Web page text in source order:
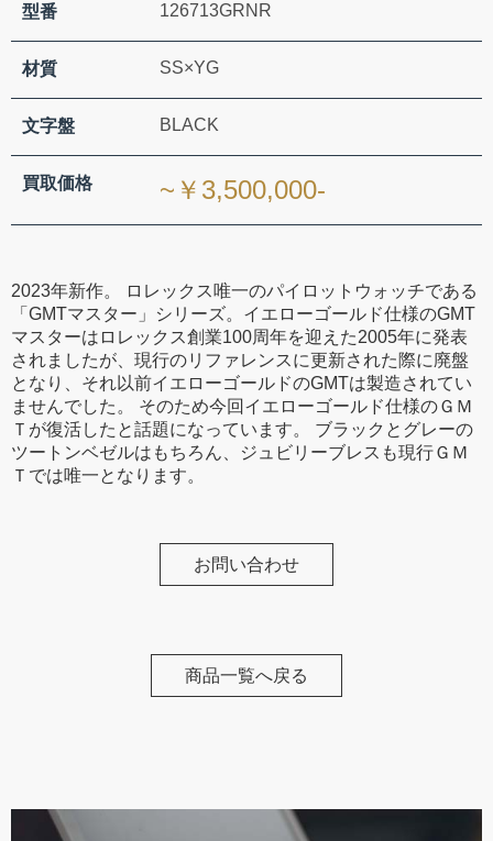
型番 126713GRNR
材質 SS×YG
文字盤 BLACK
買取価格 ~￥3,500,000-
2023年新作。 ロレックス唯一のパイロットウォッチである
「GMTマスター」シリーズ。イエローゴールド仕様のGMT
マスターはロレックス創業100周年を迎えた2005年に発表
されましたが、現行のリファレンスに更新された際に廃盤
となり、それ以前イエローゴールドのGMTは製造されてい
ませんでした。 そのため今回イエローゴールド仕様のＧＭ
Ｔが復活したと話題になっています。 ブラックとグレーの
ツートンベゼルはもちろん、ジュビリーブレスも現行ＧＭ
Ｔでは唯一となります。
お問い合わせ
商品一覧へ戻る